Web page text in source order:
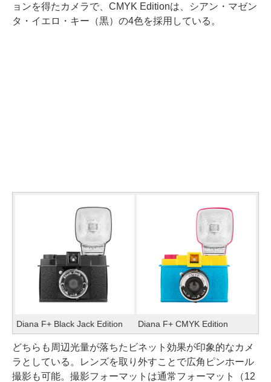
ョンを得たカメラで、CMYK Editionは、シアン・マゼン
タ・イエロ・キー（黒）の4色を採用している。
Diana F+ Black Jack Edition Diana F+ CMYK Edition
どちらも周辺光量が落ちたビネット効果が印象的なカメ
ラとしている。レンズを取り外すことで広角ピンホール
撮影も可能。撮影フォーマットは通常フォーマット（12